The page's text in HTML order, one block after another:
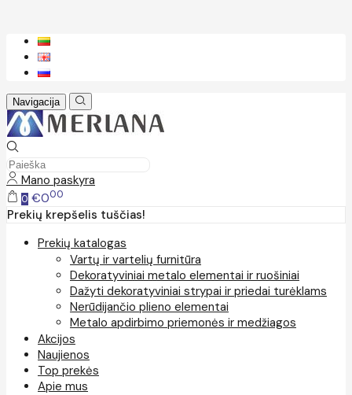
Navigacija
Mano paskyra
0 €000
Prekių krepšelis tuščias!
Prekių katalogas
Vartų ir vartelių furnitūra
Dekoratyviniai metalo elementai ir ruošiniai
Dažyti dekoratyviniai strypai ir priedai turėklams
Nerūdijančio plieno elementai
Metalo apdirbimo priemonės ir medžiagos
Akcijos
Naujienos
Top prekės
Apie mus